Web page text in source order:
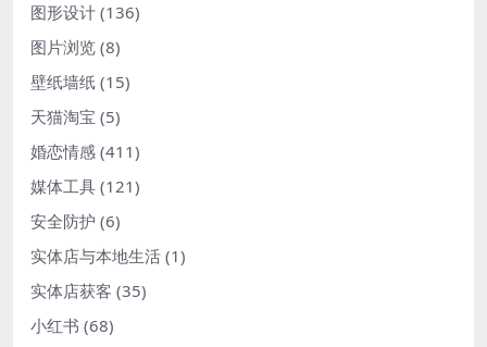
图形设计 (136)
图片浏览 (8)
壁纸墙纸 (15)
天猫淘宝 (5)
婚恋情感 (411)
媒体工具 (121)
安全防护 (6)
实体店与本地生活 (1)
实体店获客 (35)
小红书 (68)